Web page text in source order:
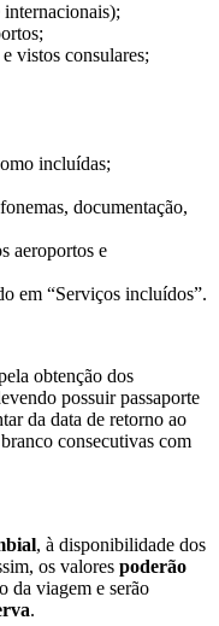
vistos consulares;
incluídas;
documentação,
aeroportos e
“Serviços incluídos”.
obtenção dos
possuir passaporte
da data de retorno ao
consecutivas com
, à disponibilidade dos
os valores poderão
da viagem e serão
.